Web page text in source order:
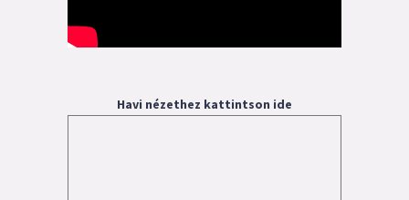
Havi nézethez kattintson ide